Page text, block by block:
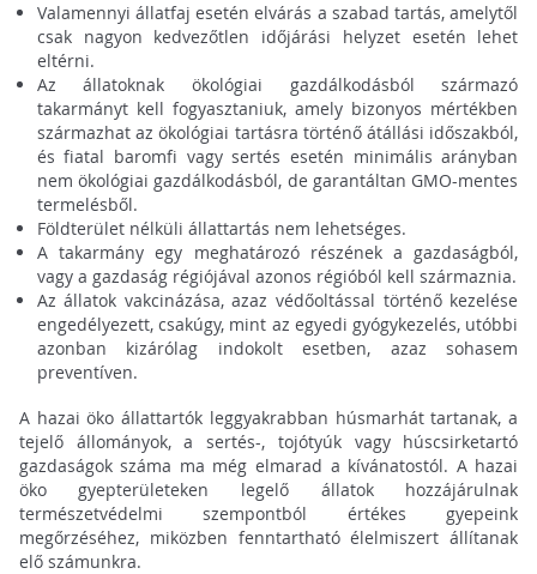
Valamennyi állatfaj esetén elvárás a szabad tartás, amelytől
csak nagyon kedvezőtlen időjárási helyzet esetén lehet
eltérni.
Az állatoknak ökológiai gazdálkodásból származó
takarmányt kell fogyasztaniuk, amely bizonyos mértékben
származhat az ökológiai tartásra történő átállási időszakból,
és fiatal baromfi vagy sertés esetén minimális arányban
nem ökológiai gazdálkodásból, de garantáltan GMO-mentes
termelésből.
Földterület nélküli állattartás nem lehetséges.
A takarmány egy meghatározó részének a gazdaságból,
vagy a gazdaság régiójával azonos régióból kell származnia.
Az állatok vakcinázása, azaz védőoltással történő kezelése
engedélyezett, csakúgy, mint az egyedi gyógykezelés, utóbbi
azonban kizárólag indokolt esetben, azaz sohasem
preventíven.
A hazai öko állattartók leggyakrabban húsmarhát tartanak, a
tejelő állományok, a sertés-, tojótyúk vagy húscsirketartó
gazdaságok száma ma még elmarad a kívánatostól. A hazai
öko gyepterületeken legelő állatok hozzájárulnak
természetvédelmi szempontból értékes gyepeink
megőrzéséhez, miközben fenntartható élelmiszert állítanak
elő számunkra.